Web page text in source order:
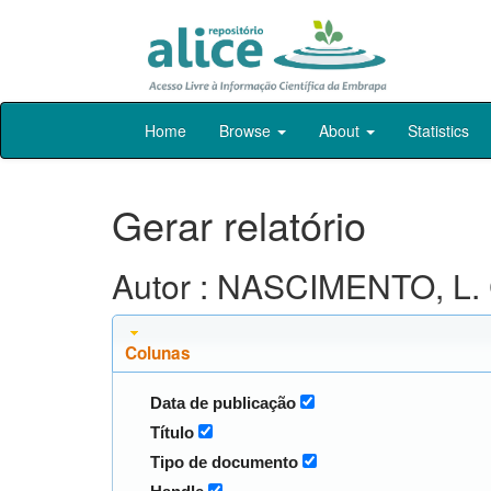
Skip
Home Browse About Statistics
Gerar relatório
Autor : NASCIMENTO, L.
Colunas
Data de publicação
Título
Tipo de documento